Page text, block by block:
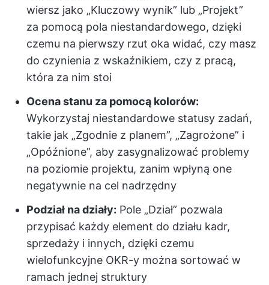
wiersz jako „Kluczowy wynik” lub „Projekt”
za pomocą pola niestandardowego, dzięki
czemu na pierwszy rzut oka widać, czy masz
do czynienia z wskaźnikiem, czy z pracą,
która za nim stoi
Ocena stanu za pomocą kolorów:
Wykorzystaj niestandardowe statusy zadań,
takie jak „Zgodnie z planem”, „Zagrożone” i
„Opóźnione”, aby zasygnalizować problemy
na poziomie projektu, zanim wpłyną one
negatywnie na cel nadrzędny
Podział na działy: Pole „Dział” pozwala
przypisać każdy element do działu kadr,
sprzedaży i innych, dzięki czemu
wielofunkcyjne OKR-y można sortować w
ramach jednej struktury